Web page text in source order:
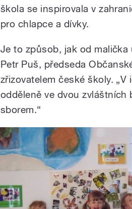
škola se inspirovala v
pro chlapce a dívky.
Je to způsob, jak od
Petr Puš, předseda
zřizovatelem české školy.
odděleně ve dvou
sborem.“